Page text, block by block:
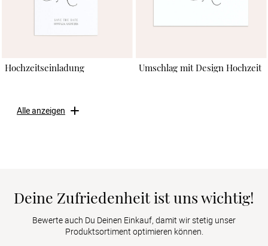
Hochzeitseinladung Umschlag mit Design Hochzeit
Alle anzeigen
Deine Zufriedenheit ist uns wichtig!
Bewerte auch Du Deinen Einkauf, damit wir stetig unser
Produktsortiment optimieren können.